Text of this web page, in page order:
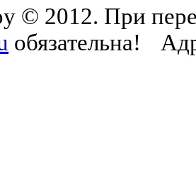
© 2012. При
обязательна!